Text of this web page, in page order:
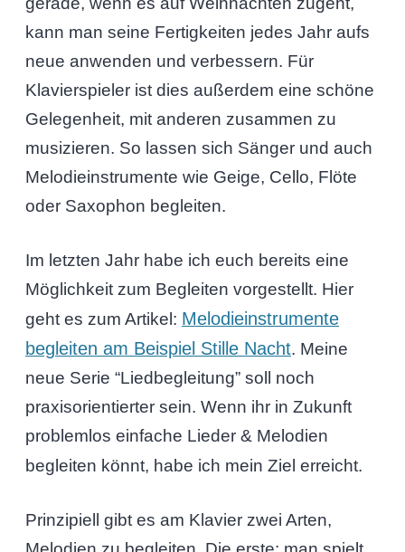
kann man seine Fertigkeiten jedes Jahr aufs
neue anwenden und verbessern. Für
Klavierspieler ist dies außerdem eine schöne
Gelegenheit, mit anderen zusammen zu
musizieren. So lassen sich Sänger und auch
Melodieinstrumente wie Geige, Cello, Flöte
oder Saxophon begleiten.
Im letzten Jahr habe ich euch bereits eine
Möglichkeit zum Begleiten vorgestellt. Hier
geht es zum Artikel: Melodieinstrumente
begleiten am Beispiel Stille Nacht. Meine
neue Serie “Liedbegleitung” soll noch
praxisorientierter sein. Wenn ihr in Zukunft
problemlos einfache Lieder & Melodien
begleiten könnt, habe ich mein Ziel erreicht.
Prinzipiell gibt es am Klavier zwei Arten,